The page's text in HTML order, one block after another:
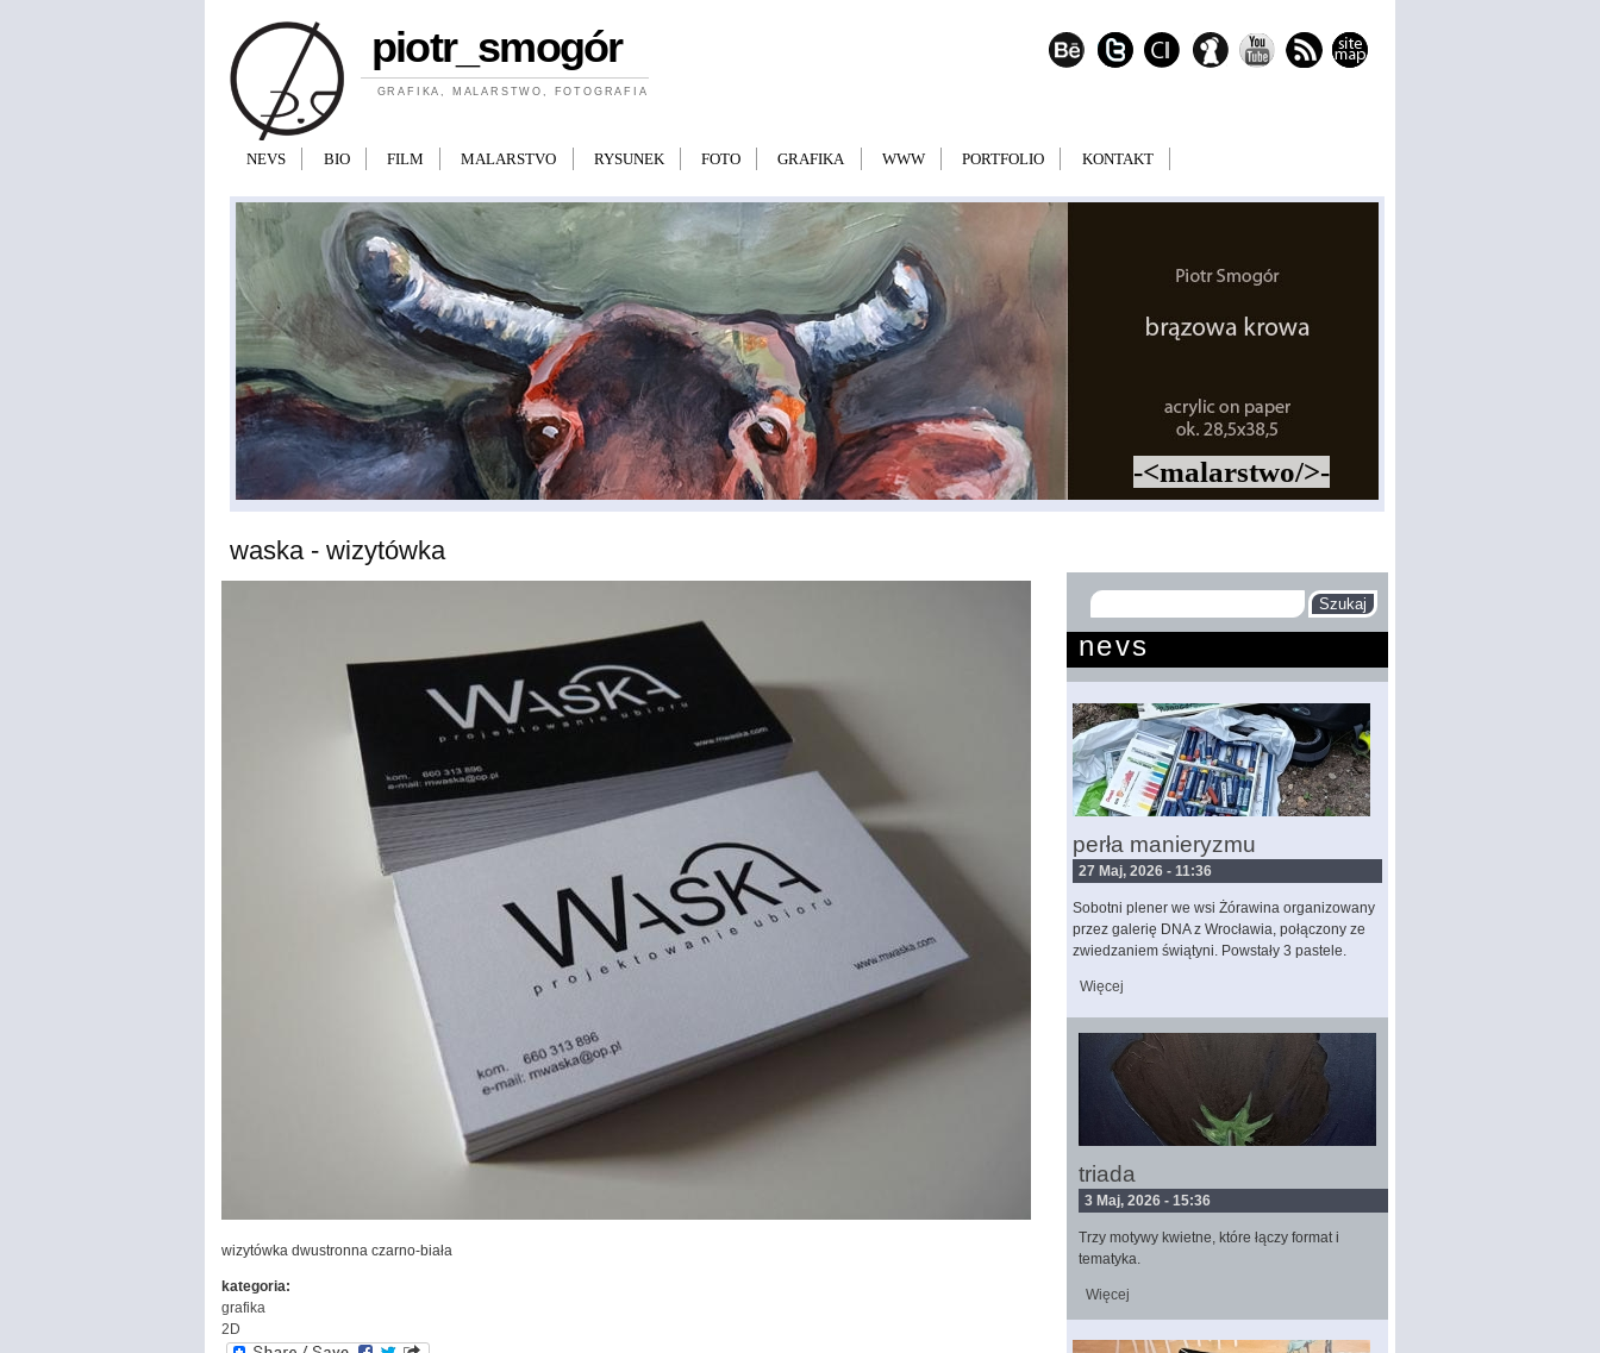
piotr_smogór
GRAFIKA, MALARSTWO, FOTOGRAFIA
NEVS BIO FILM MALARSTVO RYSUNEK FOTO GRAFIKA WWW PORTFOLIO KONTAKT
-<malarstwo/>-
waska - wizytówka
wizytówka dwustronna czarno-biała
kategoria:
grafika
2D
Formularz
wyszukiwania
Szukaj
nevs
perła manieryzmu
27 Maj, 2026 - 11:36
Sobotni plener we wsi Żórawina organizowany
przez galerię DNA z Wrocławia, połączony ze
zwiedzaniem świątyni. Powstały 3 pastele.
Więcej
triada
3 Maj, 2026 - 15:36
Trzy motywy kwietne, które łączy format i
tematyka.
Więcej